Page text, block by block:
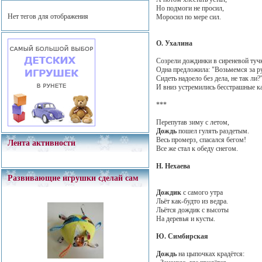
Нет тегов для отображения
Лента активности
Развивающие игрушки сделай сам
Но подмоги не просил,
Моросил по мере сил.
О. Ухалина
Созрели дождинки в сиреневой
Одна предложила: "Возьмемся за
Сидеть надоело без дела, не так ли?"
И вниз устремились бесстрашные
***
Перепутав зиму с летом,
Дождь пошел гулять раздетым.
Весь промерз, спасался бегом!
Все же стал к обеду снегом.
Н. Нехаева
Дождик с самого утра
Льёт как-будто из ведра.
Льётся дождик с высоты
На деревья и кусты.
Ю. Симбирская
Дождь на цыпочках крадётся: